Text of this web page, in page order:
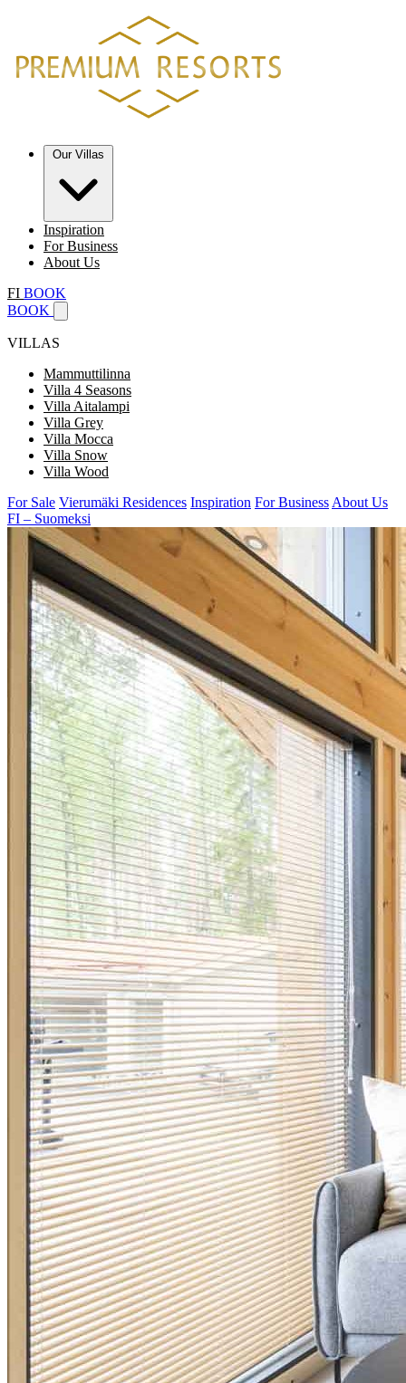
Inspiration
For Business
About Us
FI BOOK
BOOK
VILLAS
Mammuttilinna
Villa 4 Seasons
Villa Aitalampi
Villa Grey
Villa Mocca
Villa Snow
Villa Wood
For Sale Vierumäki Residences Inspiration For Business About Us
FI – Suomeksi